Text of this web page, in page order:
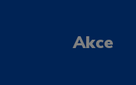
Akce